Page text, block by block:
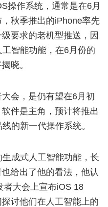
作系统，通常是在6月
秋季推出的iPhone率先
要求的老机型推送，因
智能功能，在6月份的
晓。
会，是仍有望在6月初
件是主角，预计将推出
的新一代操作系统。
成式人工智能功能，长
给出了他的看法，他认
者大会上宣布iOS 18
讨他们在人工智能上的